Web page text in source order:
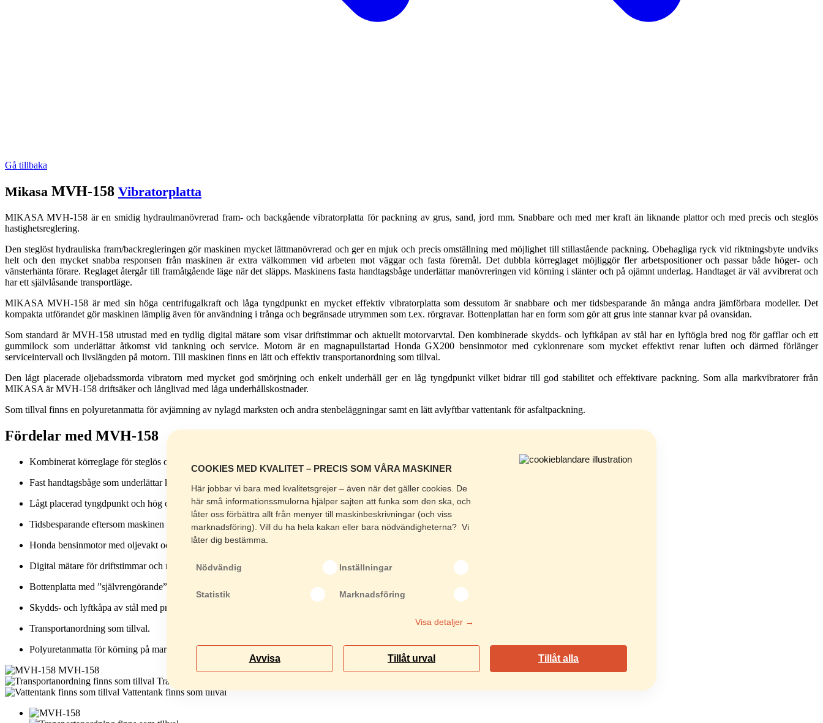
COOKIES MED KVALITET – PRECIS SOM VÅRA MASKINER
Här jobbar vi bara med kvalitetsgrejer – även när det gäller cookies. De
här små informationssmulorna hjälper sajten att funka som den ska, och
låter oss förbättra allt från menyer till maskinbeskrivningar (och viss
marknadsföring). Vill du ha hela kakan eller bara nödvändigheterna? Vi
låter dig bestämma.
Nödvändig Inställningar
Statistik Marknadsföring
Visa detaljer →
Avvisa Tillåt urval Tillåt alla
Gå tillbaka
Mikasa MVH-158 Vibratorplatta
MIKASA MVH-158 är en smidig hydraulmanövrerad fram- och backgående vibratorplatta för packning av grus, sand, jord mm. Snabbare och med mer kraft än liknande plattor och med precis och steglös
hastighetsreglering.
Den steglöst hydrauliska fram/backregleringen gör maskinen mycket lättmanövrerad och ger en mjuk och precis omställning med möjlighet till stillastående packning. Obehagliga ryck vid riktningsbyte undviks
helt och den mycket snabba responsen från maskinen är extra välkommen vid arbeten mot väggar och fasta föremål. Det dubbla körreglaget möjliggör fler arbetspositioner och passar både höger- och
vänsterhänta förare. Reglaget återgår till framåtgående läge när det släpps. Maskinens fasta handtagsbåge underlättar manövreringen vid körning i slänter och på ojämnt underlag. Handtaget är väl avvibrerat och
har ett självlåsande transportläge.
MIKASA MVH-158 är med sin höga centrifugalkraft och låga tyngdpunkt en mycket effektiv vibratorplatta som dessutom är snabbare och mer tidsbesparande än många andra jämförbara modeller. Det
kompakta utförandet gör maskinen lämplig även för användning i trånga och begränsade utrymmen som t.ex. rörgravar. Bottenplattan har en form som gör att grus inte stannar kvar på ovansidan.
Som standard är MVH-158 utrustad med en tydlig digital mätare som visar driftstimmar och aktuellt motorvarvtal. Den kombinerade skydds- och lyftkåpan av stål har en lyftögla bred nog för gafflar och ett
gummilock som underlättar åtkomst vid tankning och service. Motorn är en magnapullstartad Honda GX200 bensinmotor med cyklonrenare som mycket effektivt renar luften och därmed förlänger
serviceintervall och livslängden på motorn. Till maskinen finns en lätt och effektiv transportanordning som tillval.
Den lågt placerade oljebadssmorda vibratorn med mycket god smörjning och enkelt underhåll ger en låg tyngdpunkt vilket bidrar till god stabilitet och effektivare packning. Som alla markvibratorer från
MIKASA är MVH-158 driftsäker och långlivad med låga underhållskostnader.
Som tillval finns en polyuretanmatta för avjämning av nylagd marksten och andra stenbeläggningar samt en lätt avlyftbar vattentank för asfaltpackning.
Fördelar med MVH-158
Kombinerat körreglage för steglös och precis hastighets- och fram/backeglering och möjlighet till stillastående packning.
Fast handtagsbåge som underlättar körning i slänter och på ojämna underlag.
Lågt placerad tyngdpunkt och hög centrifugalkraft ger god packning.
Tidsbesparande eftersom maskinen kan gå snabbare än andra liknande plattor.
Honda bensinmotor med oljevakt och effektiv cyklonrenare.
Digital mätare för driftstimmar och motorvarvtal.
Bottenplatta med ”självrengörande” design.
Skydds- och lyftkåpa av stål med praktiskt gummilock för bränslepåfyllning och underhåll.
Transportanordning som tillval.
Polyuretanmatta för körning på marksten finns som tillval.
MVH-158
Transportanordning finns som tillval
Vattentank finns som tillval